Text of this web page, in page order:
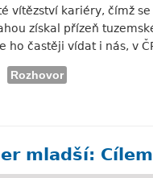
vítězství kariéry, čímž
získal přízeň
ho častěji vídat i nás, v
Rozhovor
mladší: